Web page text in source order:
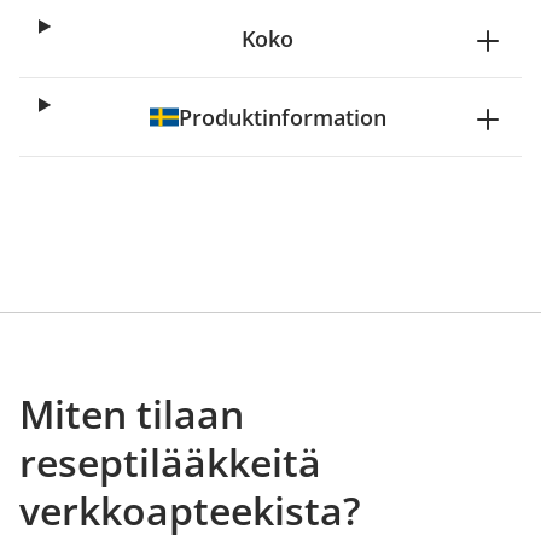
Koko
Produktinformation
Miten tilaan
reseptilääkkeitä
verkkoapteekista?